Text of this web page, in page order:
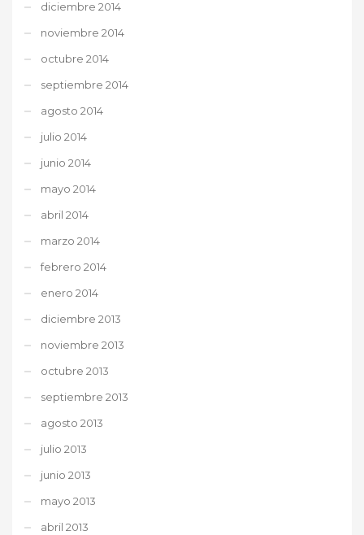
diciembre 2014
noviembre 2014
octubre 2014
septiembre 2014
agosto 2014
julio 2014
junio 2014
mayo 2014
abril 2014
marzo 2014
febrero 2014
enero 2014
diciembre 2013
noviembre 2013
octubre 2013
septiembre 2013
agosto 2013
julio 2013
junio 2013
mayo 2013
abril 2013